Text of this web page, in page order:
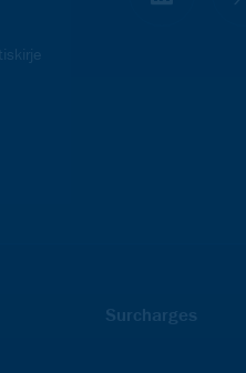
Surcharges